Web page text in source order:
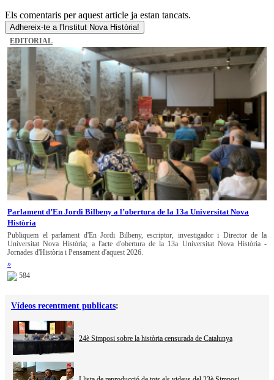
Els comentaris per aquest article ja estan tancats.
Adhereix-te a l'Institut Nova Història!
EDITORIAL
Parlament d’En Jordi Bilbeny a l’obertura de la 13a Universitat Nova
Història
Publiquem el parlament d'En Jordi Bilbeny, escriptor, investigador i Director de la
Universitat Nova Història; a l'acte d'obertura de la 13a Universitat Nova Història -
Jornades d'Història i Pensament d'aquest 2026.
»
584
Vídeos recentment publicats:
24è Simposi sobre la història censurada de Catalunya